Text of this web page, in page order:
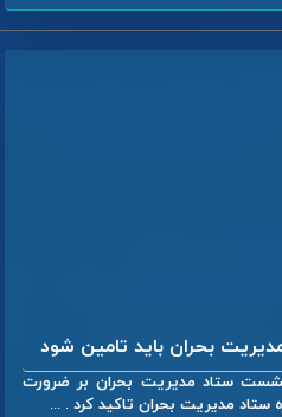
بحران باید تامین شود
نشست ستاد مدیریت بحران بر ضرورت
ستاد مدیریت بحران تاکید کرد . ...